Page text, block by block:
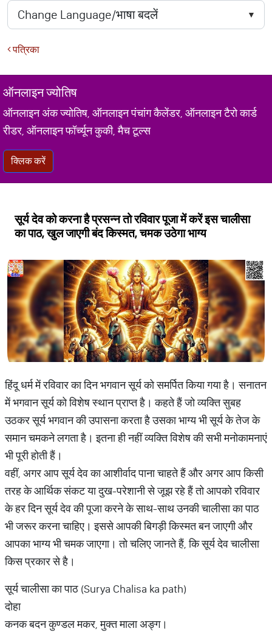
पत्रिका
ऑनलाइन ज्योतिष
ऑनलाइन अंक ज्योतिष, ऑनलाइन पंचांग कैलेंडर, ऑनलाइन टैरो कार्ड
रीडर, ऑनलाइन फॉर्च्यून कुकी, मैच टूल्स
क्लिक करें
सूर्य देव को करना है प्रसन्न तो रविवार पूजा में करें इस चालीसा
का पाठ, खुल जाएगी बंद किस्मत, चमक उठेगा भाग्य
हिंदू धर्म में रविवार का दिन भगवान सूर्य को समर्पित किया गया है। सनातन
में भगवान सूर्य को विशेष स्थान प्राप्त है। कहते हैं जो व्यक्ति सुबह
उठकर सूर्य भगवान की उपासना करता है उसका भाग्य भी सूर्य के तेज के
समान चमकने लगता है। इतना ही नहीं व्यक्ति विशेष की सभी मनोकामनाएं
भी पूरी होती हैं।
वहीं, अगर आप सूर्य देव का आशीर्वाद पाना चाहते हैं और अगर आप किसी
तरह के आर्थिक संकट या दुख-परेशानी से जूझ रहे हैं तो आपको रविवार
के हर दिन सूर्य देव की पूजा करने के साथ-साथ उनकी चालीसा का पाठ
भी जरूर करना चाहिए। इससे आपकी बिगड़ी किस्मत बन जाएगी और
आपका भाग्य भी चमक जाएगा। तो चलिए जानते हैं, कि सूर्य देव चालीसा
किस प्रकार से है।
सूर्य चालीसा का पाठ (Surya Chalisa ka path)
दोहा
कनक बदन कुण्डल मकर, मुक्त माला अङ्ग।